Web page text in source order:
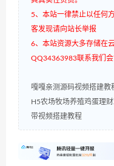
5、本站一律禁止以任何
客发现请向站长举报
6、本站资源大多存储在
QQ34363983联系我们会
嘎嘎亲测源码视频搭建教
H5农场牧场养殖鸡蛋理
带视频搭建教程